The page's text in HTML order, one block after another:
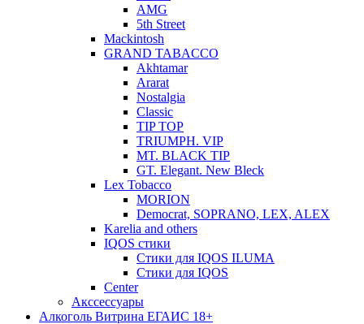
AMG
5th Street
Mackintosh
GRAND TABACCO
Akhtamar
Ararat
Nostalgia
Classic
TIP TOP
TRIUMPH. VIP
MT. BLACK TIP
GT. Elegant. New Bleck
Lex Tobacco
MORION
Democrat, SOPRANO, LEX, ALEX
Karelia and others
IQOS стики
Стики для IQOS ILUMA
Стики для IQOS
Сenter
Акссессуары
Алкоголь Витрина ЕГАИС 18+